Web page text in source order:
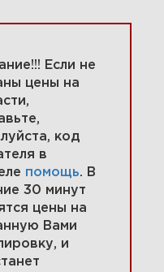
E1
Если не
цены на
код
в
помощь. В
30 минут
цены на
Вами
и